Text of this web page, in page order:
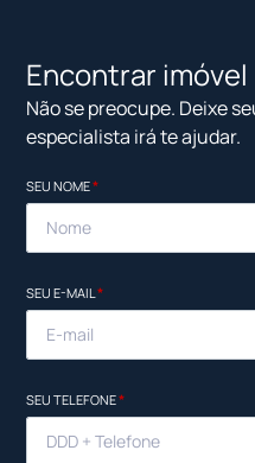
Encontrar imóvel
Não se preocupe. Deixe
especialista irá te ajudar.
SEU NOME*
SEU E-MAIL*
SEU TELEFONE*